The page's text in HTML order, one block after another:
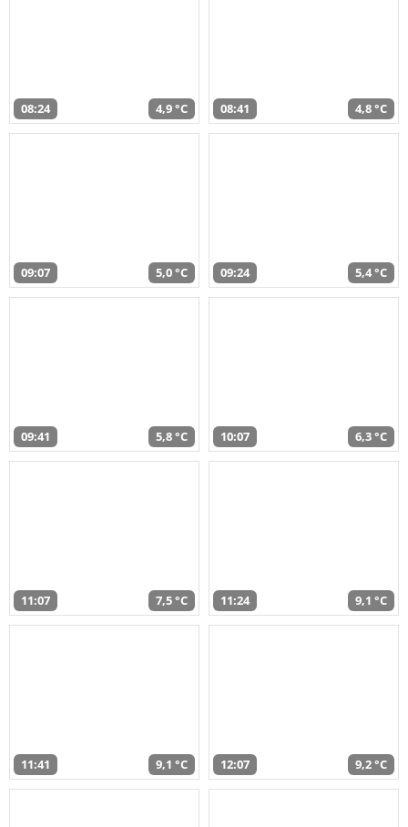
08:24 4,9 °C 08:41 4,8 °C
09:07 5,0 °C 09:24 5,4 °C
09:41 5,8 °C 10:07 6,3 °C
11:07 7,5 °C 11:24 9,1 °C
11:41 9,1 °C 12:07 9,2 °C